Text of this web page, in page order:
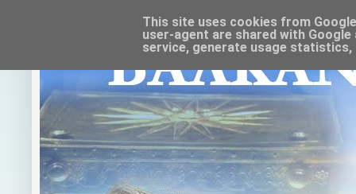
This site uses cookies from
user-agent are shared with
service, generate usage statistics,